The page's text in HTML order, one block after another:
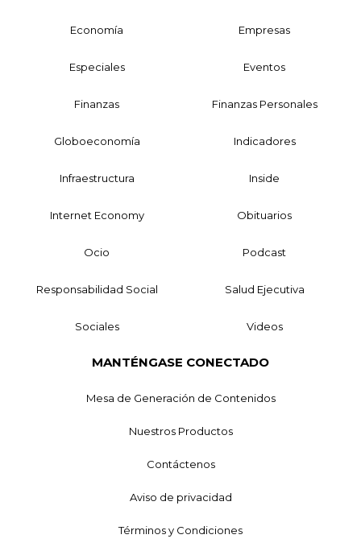
Economía Empresas
Especiales Eventos
Finanzas Finanzas Personales
Globoeconomía Indicadores
Infraestructura Inside
Internet Economy Obituarios
Ocio Podcast
Responsabilidad Social Salud Ejecutiva
Sociales Videos
MANTÉNGASE CONECTADO
Mesa de Generación de Contenidos
Nuestros Productos
Contáctenos
Aviso de privacidad
Términos y Condiciones